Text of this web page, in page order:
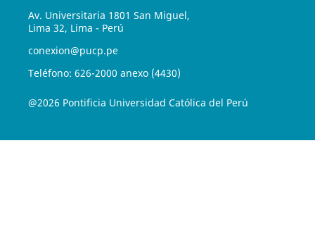
Av. Universitaria 1801 San Miguel,
Lima 32, Lima - Perú
conexion@pucp.pe
Teléfono: 626-2000 anexo (4430)
@2026 Pontificia Universidad Católica del Perú